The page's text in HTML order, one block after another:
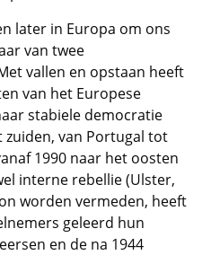
later in Europa om ons
van twee
vallen en opstaan heeft
van het Europese
stabiele democratie
van Portugal tot
1990 naar het oosten
interne rebellie (Ulster,
worden vermeden, heeft
geleerd hun
en de na 1944